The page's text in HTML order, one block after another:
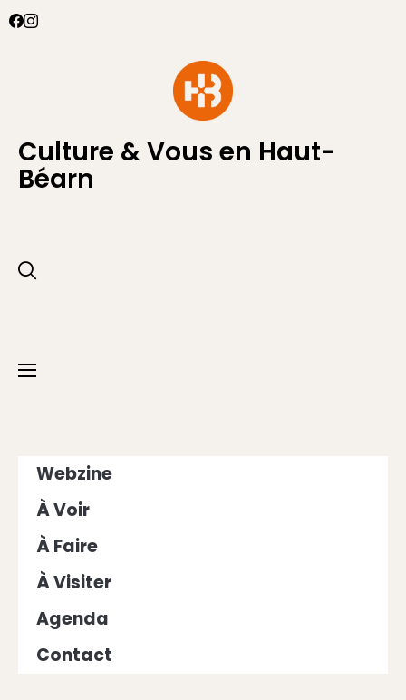
Culture & Vous en Haut-
Béarn
Webzine
À Voir
À Faire
À Visiter
Agenda
Contact